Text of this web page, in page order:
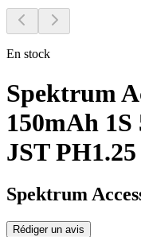
En stock
Spektrum
150mAh
JST
Spektrum
Rédiger un avis